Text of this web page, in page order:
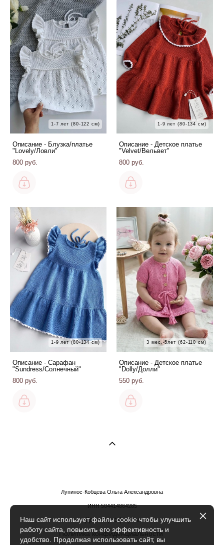
1-7 лет (80-122 см)
Описание - Блузка/платье
"Lovely/Ловли"
800 pуб.
1-9 лет (80-134 см)
Описание - Детское платье
"Velvet/Вельвет"
800 pуб.
1-9 лет (80-134 см)
Описание - Сарафан
"Sundress/Солнечный"
800 pуб.
3 мес.-5лет (62-110 см)
Описание - Детское платье
"Dolly/Долли"
550 pуб.
Лупинос-Кобцева Ольга Александровна
ИНН 504414864285
Договор оферты
Политика конфиденциальности
Наш сайт использует файлы cookie чтобы улучшить
работу сайта, повысить его эффективность и
удобство. Продолжая использовать сайт, вы